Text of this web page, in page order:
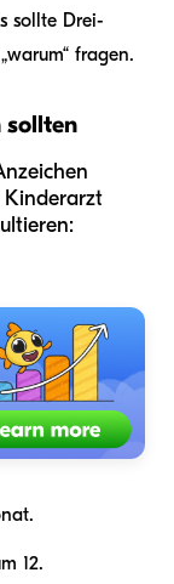
sollte Drei-
fragen.
sollten
Kinderarzt
12.